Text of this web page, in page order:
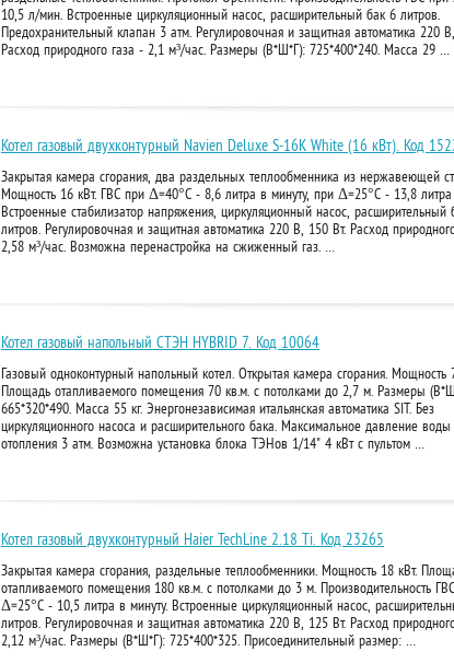
10,5 л/мин. Встроенные циркуляционный насос, расширительный бак 6 литров.
Предохранительный клапан 3 атм. Регулировочная и защитная автоматика 220
Расход природного газа - 2,1 м³/час. Размеры (В*Ш*Г): 725*400*240. Масса 29 …
Котел газовый двухконтурный Navien Deluxe S-16K White (16 кВт). Код
Закрытая камера сгорания, два раздельных теплообменника из нержавеющей
Мощность 16 кВт. ГВС при Δ=40°С - 8,6 литра в минуту, при Δ=25°С - 13,8 литра
Встроенные стабилизатор напряжения, циркуляционный насос, расширительный
литров. Регулировочная и защитная автоматика 220 В, 150 Вт. Расход
2,58 м³/час. Возможна перенастройка на сжиженный газ. …
Котел газовый напольный СТЭН HYBRID 7. Код 10064
Газовый одноконтурный напольный котел. Открытая камера сгорания. Мощность
Площадь отапливаемого помещения 70 кв.м. с потолками до 2,7 м. Размеры
665*320*490. Масса 55 кг. Энергонезависимая итальянская автоматика SIT. Без
циркуляционного насоса и расширительного бака. Максимальное давление воды
отопления 3 атм. Возможна установка блока ТЭНов 1/14" 4 кВт с пультом …
Котел газовый двухконтурный Haier TechLine 2.18 Ti. Код 23265
Закрытая камера сгорания, раздельные теплообменники. Мощность 18 кВт.
отапливаемого помещения 180 кв.м. с потолками до 3 м. Производительность
Δ=25°C - 10,5 литра в минуту. Встроенные циркуляционный насос,
литров. Регулировочная и защитная автоматика 220 В, 125 Вт. Расход
2,12 м³/час. Размеры (В*Ш*Г): 725*400*325. Присоединительный размер: …